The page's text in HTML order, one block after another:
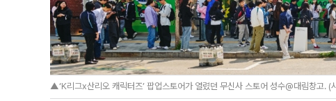
▲‘K리그x산리오 캐릭터즈’ 팝업스토어가 열렸던 무신사 스토어 성수@대림창고. (